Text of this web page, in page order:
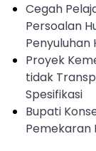
Cegah
Persoalan
Penyuluhan
Proyek
tidak
Spesifikasi
Bupati
Pemekaran